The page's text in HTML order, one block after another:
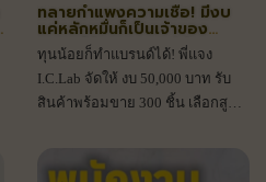
ทลายกำแพงความเชื่อ! มีงบ
แค่หลักหมื่นก็เป็นเจ้าของ
แบรนด์กับ I.C.Lab ได้
ทุนน้อยก็ทำแบรนด์ได้! พี่แจง
I.C.Lab จัดให้ งบ 50,000 บาท รับ
สินค้าพร้อมขาย 300 ชิ้น เลือกสูตร
เป็นเจ้าของแบรนด์ทักเลย!